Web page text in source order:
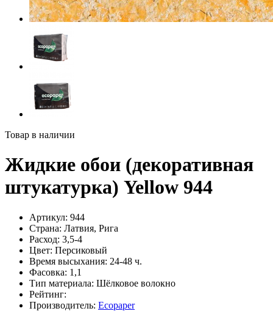
Товар в наличии
Жидкие обои (декоративная
штукатурка) Yellow 944
Артикул: 944
Страна: Латвия, Рига
Расход: 3,5-4
Цвет: Персиковый
Время высыхания: 24-48 ч.
Фасовка: 1,1
Тип материала: Шёлковое волокно
Рейтинг:
Производитель: Ecopaper